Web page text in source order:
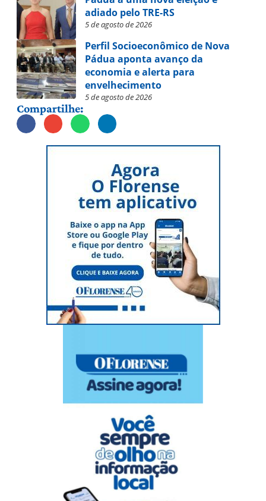
adiado pelo TRE-RS
5 de agosto de 2026
Perfil Socioeconômico de Nova
Pádua aponta avanço da
economia e alerta para
envelhecimento
5 de agosto de 2026
Compartilhe: